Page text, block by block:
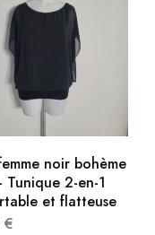
noir bohème
Tunique 2-en-1
et flatteuse
€